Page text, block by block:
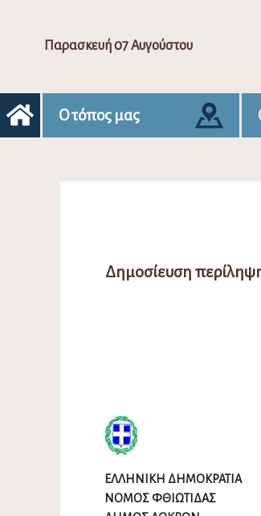
Παρασκευή 07 Αυγούστου
Ο τόπος μας
Δημοσίευση
ΕΛΛΗΝΙΚΗ
ΝΟΜΟΣ ΦΘΙΩΤΙΔΑΣ